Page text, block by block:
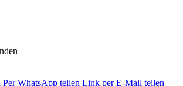
Per WhatsApp teilen Link per E-Mail teilen